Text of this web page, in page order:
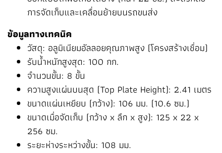
การจัดเก็บและเคลื่อนย้ายบนรถขนส่ง
ข้อมูลทางเทคนิค
วัสดุ: อลูมิเนียมอัลลอยคุณภาพสูง (โครงสร้างเชื่อม)
รับน้ำหนักสูงสุด: 100 กก.
จำนวนขั้น: 8 ขั้น
ความสูงแผ่นบนสุด (Top Plate Height): 2.41 เมตร
ขนาดแผ่นเหยียบ (กว้าง): 106 มม. (10.6 ซม.)
ขนาดเมื่อจัดเก็บ (กว้าง x ลึก x สูง): 125 x 22 x
256 ซม.
ระยะห่างระหว่างขั้น: 108 มม.